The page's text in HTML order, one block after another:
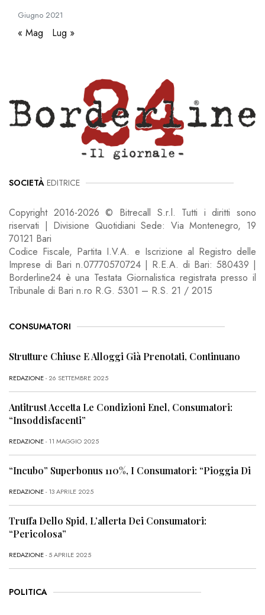
Giugno 2021
« Mag Lug »
SOCIETÀ EDITRICE
Copyright 2016-2026 © Bitrecall S.r.l. Tutti i diritti sono
riservati | Divisione Quotidiani Sede: Via Montenegro, 19
70121 Bari
Codice Fiscale, Partita I.V.A. e Iscrizione al Registro delle
Imprese di Bari n.07770570724 | R.E.A. di Bari: 580439 |
Borderline24 è una Testata Giornalistica registrata presso il
Tribunale di Bari n.ro R.G. 5301 – R.S. 21 / 2015
CONSUMATORI
Strutture Chiuse E Alloggi Già Prenotati, Continuano
REDAZIONE- 26 SETTEMBRE 2025
Antitrust Accetta Le Condizioni Enel, Consumatori:
“Insoddisfacenti”
REDAZIONE- 11 MAGGIO 2025
“Incubo” Superbonus 110%, I Consumatori: “Pioggia Di
REDAZIONE- 13 APRILE 2025
Truffa Dello Spid, L’allerta Dei Consumatori:
“Pericolosa”
REDAZIONE- 5 APRILE 2025
POLITICA